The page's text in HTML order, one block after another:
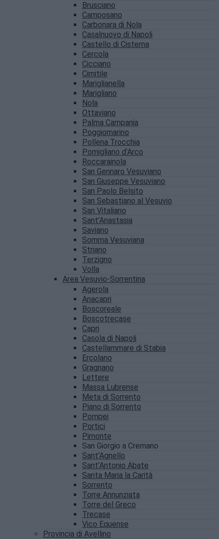
Brusciano
Camposano
Carbonara di Nola
Casalnuovo di Napoli
Castello di Cisterna
Cercola
Cicciano
Cimitile
Mariglianella
Marigliano
Nola
Ottaviano
Palma Campania
Poggiomarino
Pollena Trocchia
Pomigliano d’Arco
Roccarainola
San Gennaro Vesuviano
San Giuseppe Vesuviano
San Paolo Belsito
San Sebastiano al Vesuvio
San Vitaliano
Sant’Anastasia
Saviano
Somma Vesuviana
Striano
Terzigno
Volla
Area Vesuvio-Sorrentina
Agerola
Anacapri
Boscoreale
Boscotrecase
Capri
Casola di Napoli
Castellammare di Stabia
Ercolano
Gragnano
Lettere
Massa Lubrense
Meta di Sorrento
Piano di Sorrento
Pompei
Portici
Pimonte
San Giorgio a Cremano
Sant’Agnello
Sant’Antonio Abate
Santa Maria la Carità
Sorrento
Torre Annunziata
Torre del Greco
Trecase
Vico Equense
Provincia di Avellino